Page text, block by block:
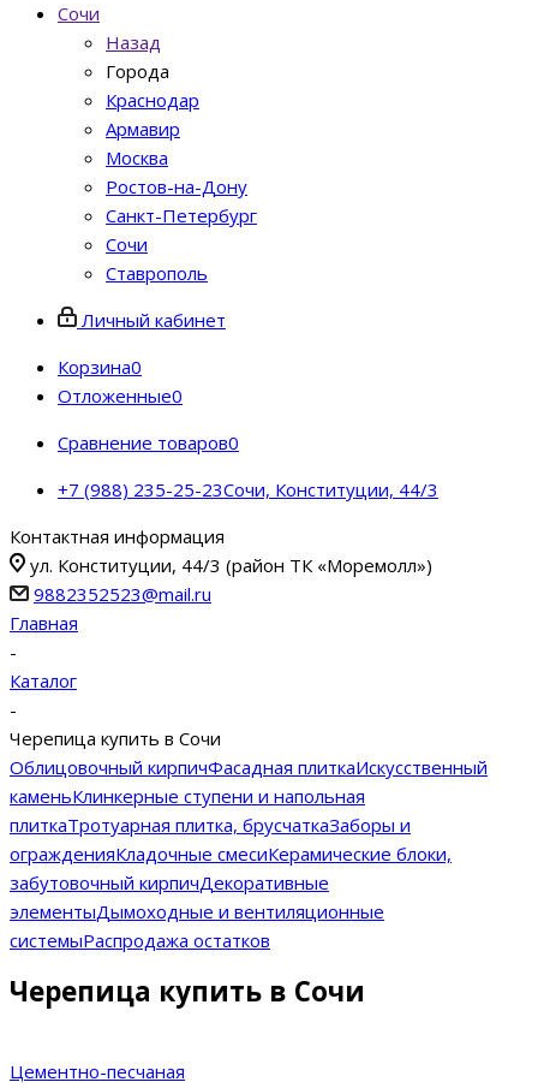
Сочи
Назад
Города
Краснодар
Армавир
Москва
Ростов-на-Дону
Санкт-Петербург
Сочи
Ставрополь
Личный кабинет
Корзина0
Отложенные0
Сравнение товаров0
+7 (988) 235-25-23Сочи, Конституции, 44/3
Контактная информация
ул. Конституции, 44/3 (район ТК «Моремолл»)
9882352523@mail.ru
Главная
-
Каталог
-
Черепица купить в Сочи
Облицовочный кирпичФасадная плиткаИскусственный
каменьКлинкерные ступени и напольная
плиткаТротуарная плитка, брусчаткаЗаборы и
огражденияКладочные смесиКерамические блоки,
забутовочный кирпичДекоративные
элементыДымоходные и вентиляционные
системыРаспродажа остатков
Черепица купить в Сочи
Цементно-песчаная